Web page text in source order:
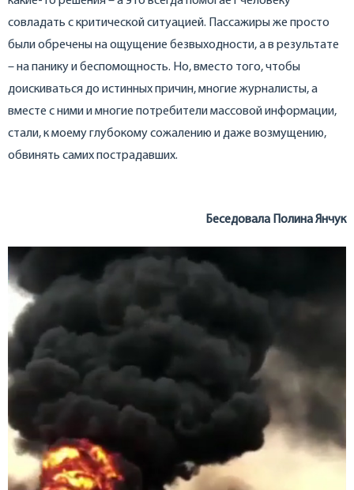
совладать с критической ситуацией. Пассажиры же просто
были обречены на ощущение безвыходности, а в результате
– на панику и беспомощность. Но, вместо того, чтобы
доискиваться до истинных причин, многие журналисты, а
вместе с ними и многие потребители массовой информации,
стали, к моему глубокому сожалению и даже возмущению,
обвинять самих пострадавших.
Беседовала Полина Янчук